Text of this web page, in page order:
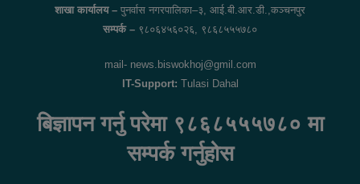
शाखा कार्यालय – पुनर्वास नगरपालिका–३, आई.बी.आर.डी.,कञ्चनपुर
सम्पर्क – ९८०६४५६०२६, ९८६८५५५७८०
mail- news.biswokhoj@gmil.com
IT-Support: Tulasi Dahal
बिज्ञापन गर्नु परेमा ९८६८५५५७८० मा
सम्पर्क गर्नुहोस